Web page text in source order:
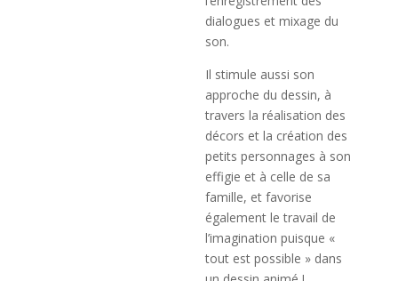
dialogues et mixage du
son.
Il stimule aussi son
approche du dessin, à
travers la réalisation des
décors et la création des
petits personnages à son
effigie et à celle de sa
famille, et favorise
également le travail de
l’imagination puisque «
tout est possible » dans